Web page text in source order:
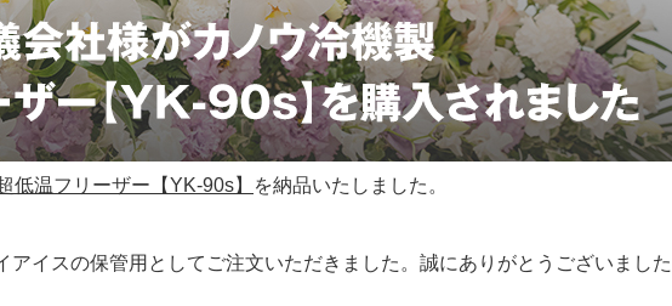
低温フリーザー【YK-90s】 を納品いたしました。
アイスの保管用としてご注文いただきました。誠にありがとうございまし